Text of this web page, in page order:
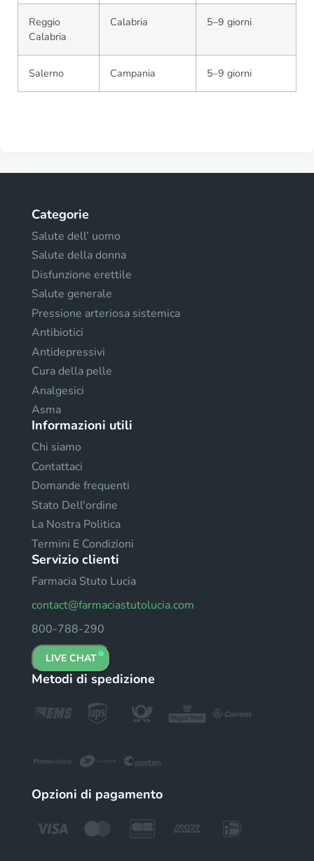
Reggio
Calabria
Calabria 5–9 giorni
Salerno Campania 5–9 giorni
Categorie
Salute dell’ uomo
Salute della donna
Disfunzione erettile
Salute generale
Pressione arteriosa sistemica
Antibiotici
Antidepressivi
Cura della pelle
Analgesici
Asma
Informazioni utili
Chi siamo
Contattaci
Domande frequenti
Stato Dell'ordine
La Nostra Politica
Termini E Condizioni
Servizio clienti
Farmacia Stuto Lucia
contact@farmaciastutolucia.com
800-788-290
LIVE CHAT
Metodi di spedizione
Opzioni di pagamento